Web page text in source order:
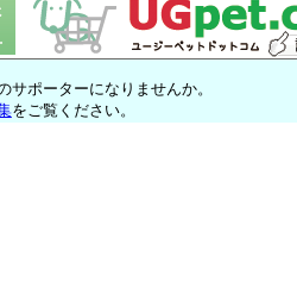
サポーターになりませんか。
をご覧ください。